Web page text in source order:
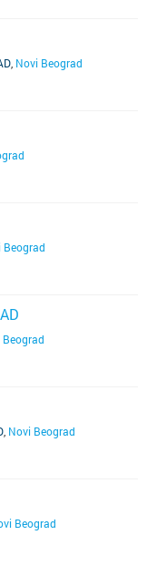
Novi Beograd
Beograd
Beograd
Novi Beograd
Beograd